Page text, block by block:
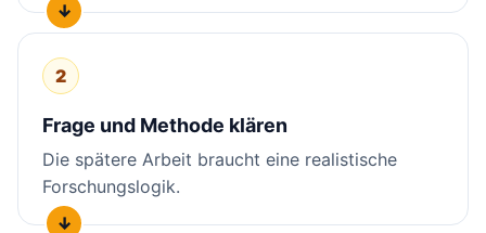
2
Frage und Methode klären
Die spätere Arbeit braucht eine realistische
Forschungslogik.